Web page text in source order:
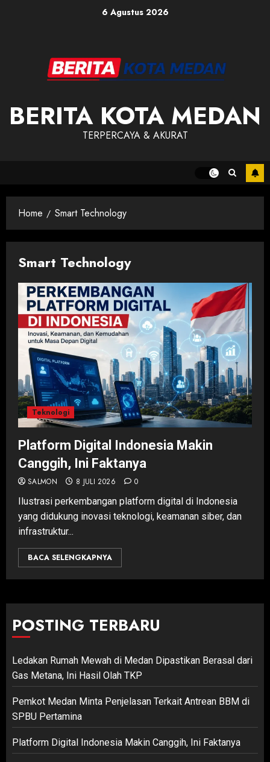
6 Agustus 2026
BERITA KOTA MEDAN
TERPERCAYA & AKURAT
Home Smart Technology
Smart Technology
Teknologi
Platform Digital Indonesia Makin
Canggih, Ini Faktanya
SALMON 8 JULI 2026 0
Ilustrasi perkembangan platform digital di Indonesia
yang didukung inovasi teknologi, keamanan siber, dan
infrastruktur...
BACA SELENGKAPNYA
POSTING TERBARU
Ledakan Rumah Mewah di Medan Dipastikan Berasal dari
Gas Metana, Ini Hasil Olah TKP
Pemkot Medan Minta Penjelasan Terkait Antrean BBM di
SPBU Pertamina
Platform Digital Indonesia Makin Canggih, Ini Faktanya